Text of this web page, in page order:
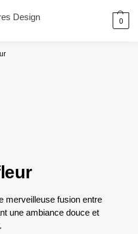
0
merveilleuse fusion entre
une ambiance douce et